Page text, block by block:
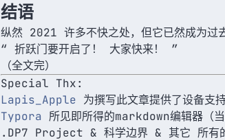
结语
纵然 2021 许多不快之处，但它已然成为
“ 折跃门要开启了！ 大家快来！ ”
（全文完）
Special Thx:
Lapis_Apple 为撰写此文章提供了设备支持
Typora 所见即所得的markdown编辑器（当
.DP7 Project & 科学边界 & 其它 所有